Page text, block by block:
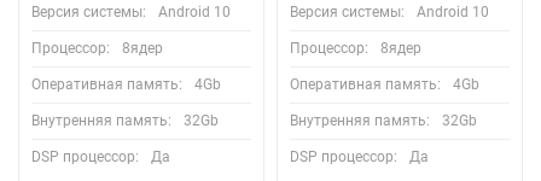
Версия системы: Android 10
Процессор: 8ядер
Оперативная память: 4Gb
Внутренняя память: 32Gb
DSP процессор: Да
Версия системы: Android 10
Процессор: 8ядер
Оперативная память: 4Gb
Внутренняя память: 32Gb
DSP процессор: Да